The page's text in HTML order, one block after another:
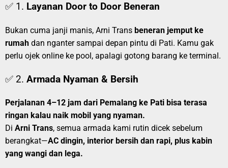
✅ 1. Layanan Door to Door Beneran
Bukan cuma janji manis, Arni Trans beneran jemput ke
rumah dan nganter sampai depan pintu di Pati. Kamu gak
perlu ojek online ke pool, apalagi gotong barang ke terminal.
✅ 2. Armada Nyaman & Bersih
Perjalanan 4–12 jam dari Pemalang ke Pati bisa terasa
ringan kalau naik mobil yang nyaman.
Di Arni Trans, semua armada kami rutin dicek sebelum
berangkat—AC dingin, interior bersih dan rapi, plus kabin
yang wangi dan lega.